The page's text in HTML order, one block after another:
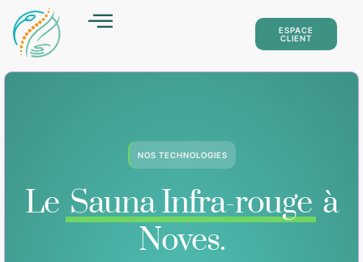
TARIFS BLOG
ESPACE
CLIENT
NOS TECHNOLOGIES
Le Sauna Infra-rouge à
Noves.